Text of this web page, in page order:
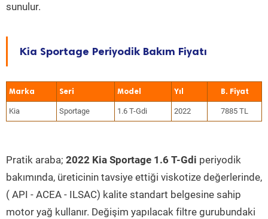
sunulur.
Kia Sportage Periyodik Bakım Fiyatı
Marka Seri Model Yıl
Kia Sportage 1.6 T-Gdi 2022 7885 TL
Pratik araba; 2022 Kia Sportage 1.6 T-Gdi periyodik
bakımında, üreticinin tavsiye ettiği viskotize değerlerinde,
( API - ACEA - ILSAC) kalite standart belgesine sahip
motor yağ kullanır. Değişim yapılacak filtre gurubundaki